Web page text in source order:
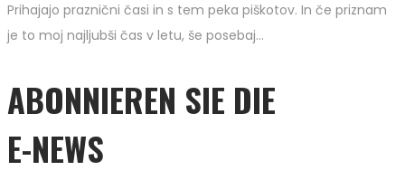
Prihajajo praznični časi in s tem peka piškotov. In če priznam
je to moj najljubši čas v letu, še posebaj…
ABONNIEREN SIE DIE
E-NEWS